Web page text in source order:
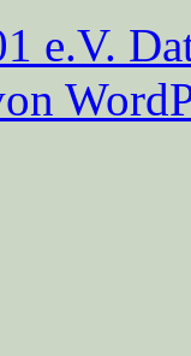
e.V.